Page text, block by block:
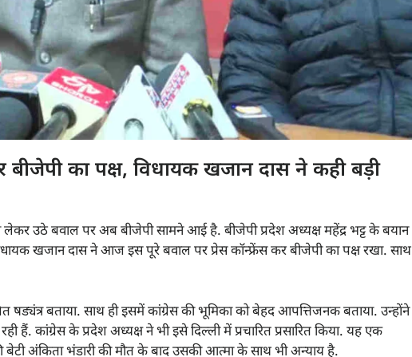
का पक्ष, विधायक खजान दास ने कही बड़ी
लेकर उठे बवाल पर अब बीजेपी सामने आई है. बीजेपी प्रदेश अध्यक्ष महेंद्र भट्ट के बयान
खजान दास ने आज इस पूरे बवाल पर प्रेस कॉन्फ्रेंस कर बीजेपी का पक्ष रखा. साथ
बताया. साथ ही इसमें कांग्रेस की भूमिका को बेहद आपत्तिजनक बताया. उन्होंने
कांग्रेस के प्रदेश अध्यक्ष ने भी इसे दिल्ली में प्रचारित प्रसारित किया. यह एक
बेटी अंकिता भंडारी की मौत के बाद उसकी आत्मा के साथ भी अन्याय है.